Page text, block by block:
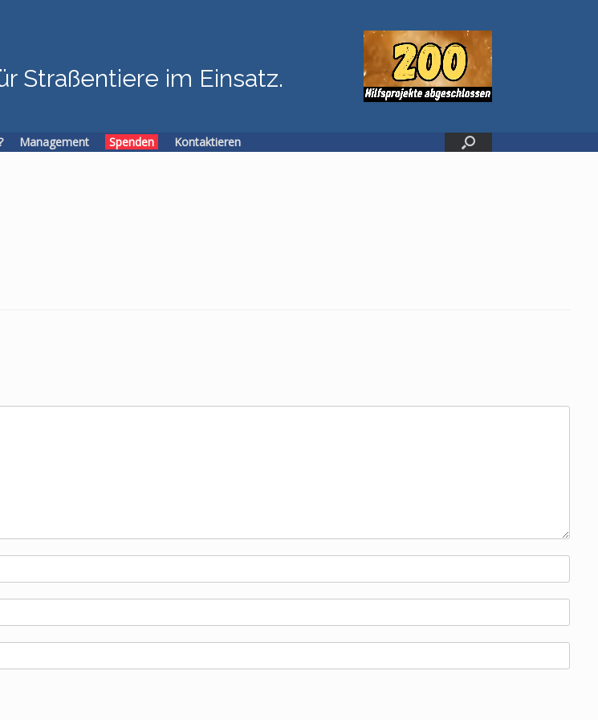
Straßentiere im Einsatz.
Management Spenden Kontaktieren